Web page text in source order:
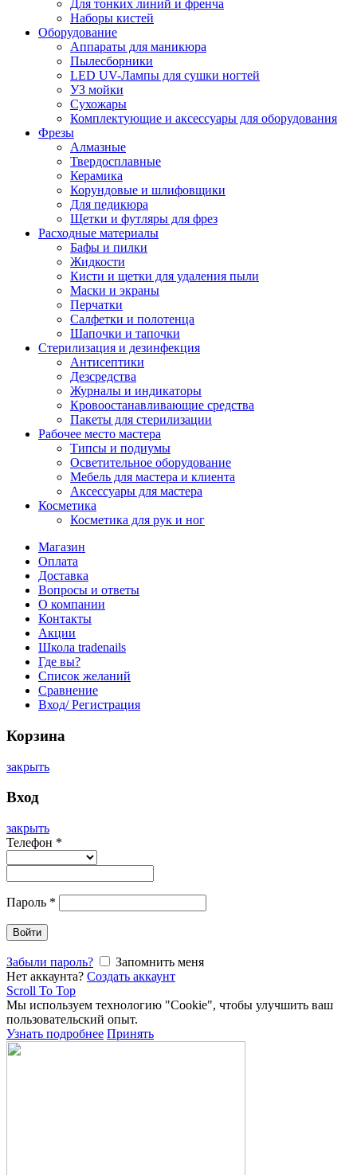
Для тонких линий и френча
Наборы кистей
Оборудование
Аппараты для маникюра
Пылесборники
LED UV-Лампы для сушки ногтей
УЗ мойки
Сухожары
Комплектующие и аксессуары для оборудования
Фрезы
Алмазные
Твердосплавные
Керамика
Корундовые и шлифовщики
Для педикюра
Щетки и футляры для фрез
Расходные материалы
Бафы и пилки
Жидкости
Кисти и щетки для удаления пыли
Маски и экраны
Перчатки
Салфетки и полотенца
Шапочки и тапочки
Стерилизация и дезинфекция
Антисептики
Дезсредства
Журналы и индикаторы
Кровоостанавливающие средства
Пакеты для стерилизации
Рабочее место мастера
Типсы и подиумы
Осветительное оборудование
Мебель для мастера и клиента
Аксессуары для мастера
Косметика
Косметика для рук и ног
Магазин
Оплата
Доставка
Вопросы и ответы
О компании
Контакты
Акции
Школа tradenails
Где вы?
Список желаний
Сравнение
Вход/ Регистрация
Корзина
закрыть
Вход
закрыть
Телефон *
Пароль *
Войти
Забыли пароль?
Запомнить меня
Нет аккаунта? Создать аккаунт
Scroll To Top
Мы используем технологию "Cookie", чтобы улучшить ваш
пользовательский опыт.
Узнать подробнее Принять